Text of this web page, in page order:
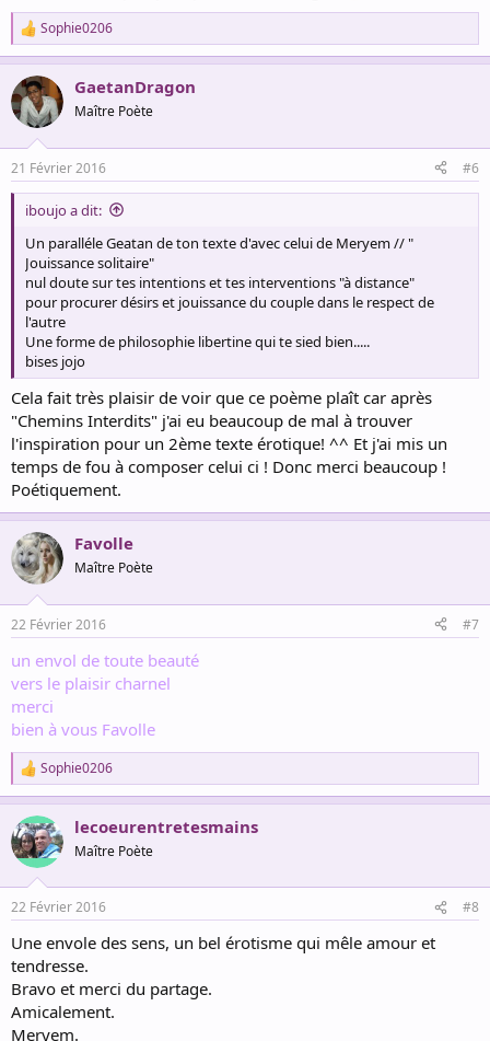
Bonne journée à vous TOUS
R
e
a
c
t
i
s
:
Sophie0206
GaetanDragon
Maître Poète
21 Février 2016 #6
iboujo a dit:
Un paralléle Geatan de ton texte d'avec celui de Meryem // "
Jouissance solitaire"
nul doute sur tes intentions et tes interventions "à distance"
pour procurer désirs et jouissance du couple dans le respect de
l'autre
Une forme de philosophie libertine qui te sied bien.....
bises jojo
Cela fait très plaisir de voir que ce poème plaît car après
"Chemins Interdits" j'ai eu beaucoup de mal à trouver
l'inspiration pour un 2ème texte érotique! ^^ Et j'ai mis un
temps de fou à composer celui ci ! Donc merci beaucoup !
Poétiquement.
Favolle
Maître Poète
22 Février 2016 #7
un envol de toute beauté
vers le plaisir charnel
merci
bien à vous Favolle
R
e
a
c
t
i
s
Sophie0206
lecoeurentretesmains
Maître Poète
22 Février 2016 #8
Une envole des sens, un bel érotisme qui mêle amour et
tendresse.
Bravo et merci du partage.
Amicalement.
Meryem.